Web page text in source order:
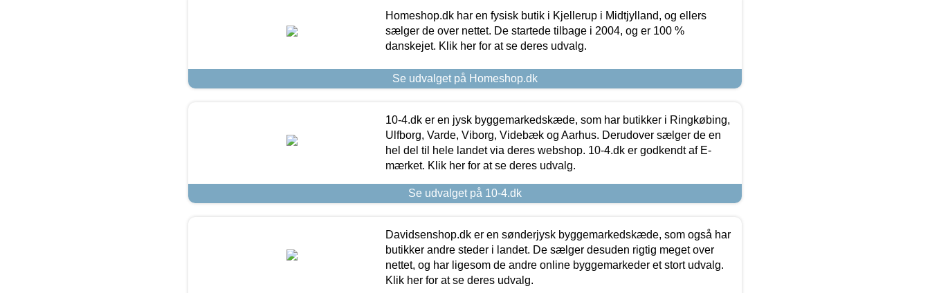
Homeshop.dk har en fysisk butik i Kjellerup i Midtjylland, og ellers
sælger de over nettet. De startede tilbage i 2004, og er 100 %
danskejet. Klik her for at se deres udvalg.
Se udvalget på Homeshop.dk
10-4.dk er en jysk byggemarkedskæde, som har butikker i Ringkøbing,
Ulfborg, Varde, Viborg, Videbæk og Aarhus. Derudover sælger de en
hel del til hele landet via deres webshop. 10-4.dk er godkendt af E-
mærket. Klik her for at se deres udvalg.
Se udvalget på 10-4.dk
Davidsenshop.dk er en sønderjysk byggemarkedskæde, som også har
butikker andre steder i landet. De sælger desuden rigtig meget over
nettet, og har ligesom de andre online byggemarkeder et stort udvalg.
Klik her for at se deres udvalg.